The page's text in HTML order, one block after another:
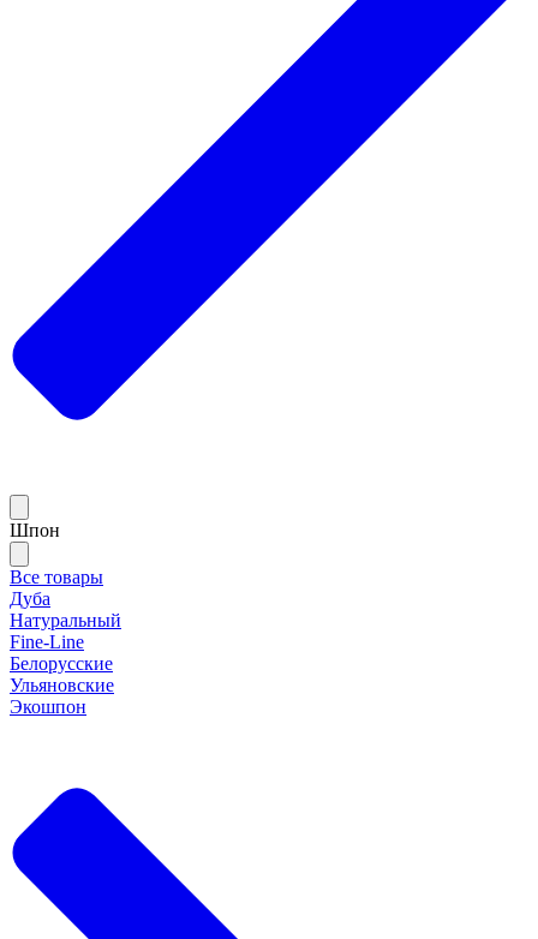
Шпон
Все товары
Дуба
Натуральный
Fine-Line
Белорусские
Ульяновские
Экошпон